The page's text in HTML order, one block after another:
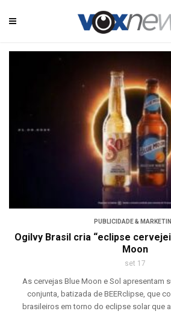
PUBLICIDADE &
Ogilvy Brasil cria “eclipse
Moon
set 17
As cervejas Blue Moon e Sol apresentam
conjunta, batizada de BEERclipse, que
brasileiros em torno do eclipse solar que